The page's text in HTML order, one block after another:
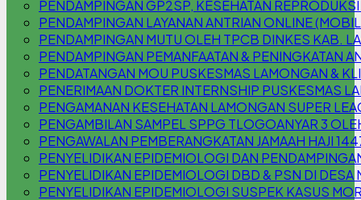
PENDAMPINGAN GP2SP, KESEHATAN
PENDAMPINGAN LAYANAN ANTRIAN ONLINE
PENDAMPINGAN MUTU OLEH TPCB DINKES KAB.
PENDAMPINGAN PEMANFAATAN & PENINGKATAN
PENDATANGAN MOU PUSKESMAS LAMONGAN &
PENERIMAAN DOKTER INTERNSHIP PUSKESMAS
PENGAMANAN KESEHATAN LAMONGAN SUPER
PENGAMBILAN SAMPEL SPPG TLOGOANYAR 3
PENGAWALAN PEMBERANGKATAN JAMAAH HAJI
PENYELIDIKAN EPIDEMIOLOGI DAN
PENYELIDIKAN EPIDEMIOLOGI DBD & PSN DI DESA
PENYELIDIKAN EPIDEMIOLOGI SUSPEK KASUS